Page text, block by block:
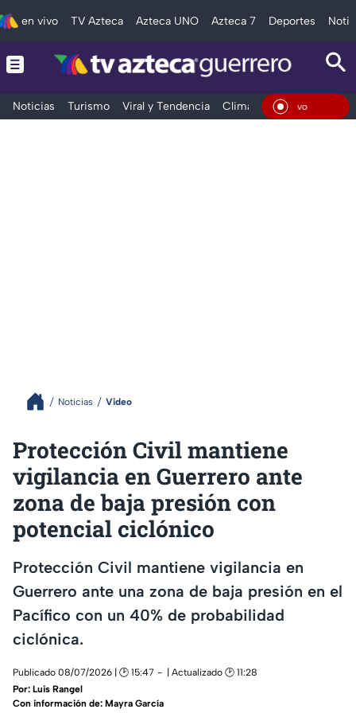
en vivo TV Azteca Azteca UNO Azteca 7 Deportes
Noticias Turismo Viral y Tendencia Clima Deportes En
Noticias Video
Protección Civil mantiene
vigilancia en Guerrero ante
zona de baja presión con
potencial ciclónico
Protección Civil mantiene vigilancia en
Guerrero ante una zona de baja presión en el
Pacífico con un 40% de probabilidad
ciclónica.
Publicado 08/07/2026 | 🕑 15:47
| Actualizado 🕑 11:28
Por: Luis Rangel
Con información de: Mayra García